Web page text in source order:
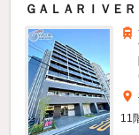
ＧＡＬＡＲＩＶＥ
11